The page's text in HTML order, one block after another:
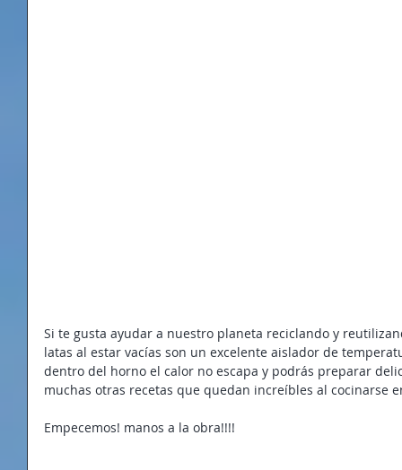
Si te gusta ayudar a nuestro planeta reciclando y
latas al estar vacías son un excelente aislador de
dentro del horno el calor no escapa y podrás preparar
muchas otras recetas que quedan increíbles al cocinarse
Empecemos! manos a la obra!!!!